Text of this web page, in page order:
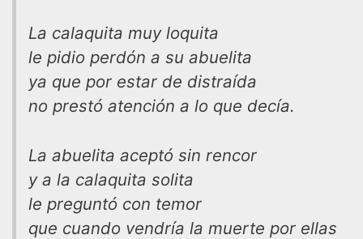
La calaquita muy loquita
le pidio perdón a su abuelita
ya que por estar de distraída
no prestó atención a lo que decía.
La abuelita aceptó sin rencor
y a la calaquita solita
le preguntó con temor
que cuando vendría la muerte por ellas